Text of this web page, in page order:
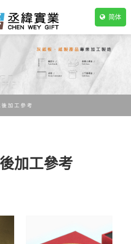
简体
後加工參考
加工參考